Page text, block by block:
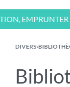
DE
DIVERS›